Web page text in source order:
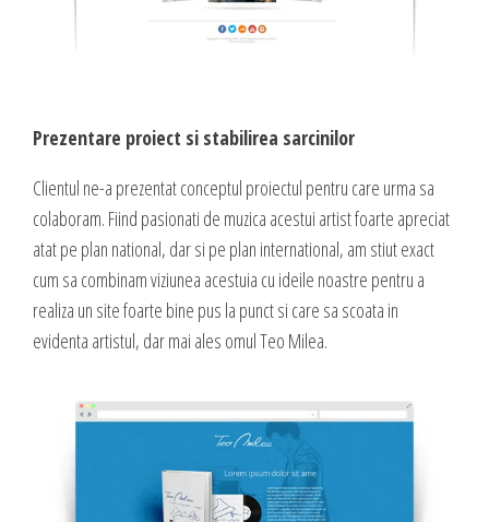
Prezentare proiect si stabilirea sarcinilor
Clientul ne-a prezentat conceptul proiectul pentru care urma sa
colaboram. Fiind pasionati de muzica acestui artist foarte apreciat
atat pe plan national, dar si pe plan international, am stiut exact
cum sa combinam viziunea acestuia cu ideile noastre pentru a
realiza un site foarte bine pus la punct si care sa scoata in
evidenta artistul, dar mai ales omul Teo Milea.